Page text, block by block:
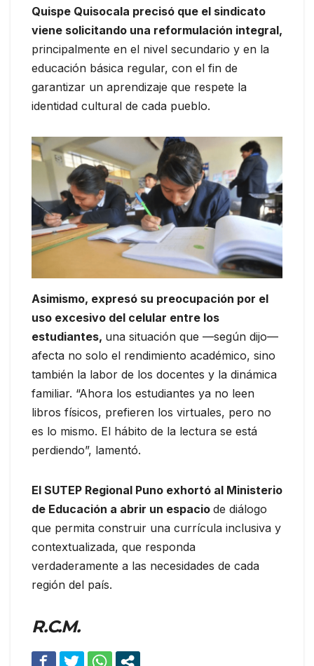
Quispe Quisocala precisó que el sindicato
viene solicitando una reformulación integral,
principalmente en el nivel secundario y en la
educación básica regular, con el fin de
garantizar un aprendizaje que respete la
identidad cultural de cada pueblo.
Asimismo, expresó su preocupación por el
uso excesivo del celular entre los
estudiantes, una situación que —según dijo—
afecta no solo el rendimiento académico, sino
también la labor de los docentes y la dinámica
familiar. “Ahora los estudiantes ya no leen
libros físicos, prefieren los virtuales, pero no
es lo mismo. El hábito de la lectura se está
perdiendo”, lamentó.
El SUTEP Regional Puno exhortó al Ministerio
de Educación a abrir un espacio de diálogo
que permita construir una currícula inclusiva y
contextualizada, que responda
verdaderamente a las necesidades de cada
región del país.
R.C.M.